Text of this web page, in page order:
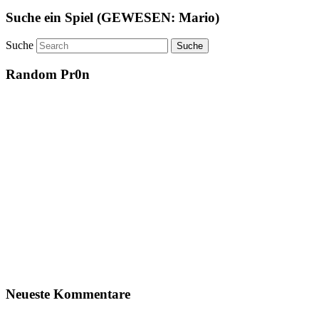
Suche ein Spiel (GEWESEN: Mario)
Suche
Random Pr0n
Neueste Kommentare